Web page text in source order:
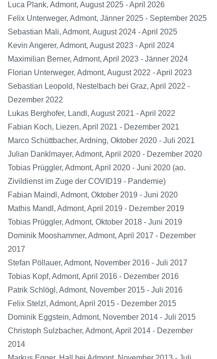
Luca Plank, Admont, August 2025 - April 2026
Felix Unterweger, Admont, Jänner 2025 - September 2025
Sebastian Mali, Admont, August 2024 - April 2025
Kevin Angerer, Admont, August 2023 - April 2024
Maximilian Berner, Admont, April 2023 - Jänner 2024
Florian Unterweger, Admont, August 2022 - April 2023
Sebastian Leopold, Nestelbach bei Graz, April 2022 -
Dezember 2022
Lukas Berghofer, Landl, August 2021 - April 2022
Fabian Koch, Liezen, April 2021 - Dezember 2021
Marco Schüttbacher, Ardning, Oktober 2020 - Juli 2021
Julian Danklmayer, Admont, April 2020 - Dezember 2020
Tobias Prüggler, Admont, April 2020 - Juni 2020 (ao.
Zivildienst im Zuge der COVID19 - Pandemie)
Fabian Maindl, Admont, Oktober 2019 - Juni 2020
Mathis Mandl, Admont, April 2019 - Dezember 2019
Tobias Prüggler, Admont, Oktober 2018 - Juni 2019
Dominik Mooshammer, Admont, April 2017 - Dezember
2017
Stefan Pöllauer, Admont, November 2016 - Juli 2017
Tobias Kopf, Admont, April 2016 - Dezember 2016
Patrik Schlögl, Admont, November 2015 - Juli 2016
Felix Stelzl, Admont, April 2015 - Dezember 2015
Dominik Eggstein, Admont, November 2014 - Juli 2015
Christoph Sulzbacher, Admont, April 2014 - Dezember
2014